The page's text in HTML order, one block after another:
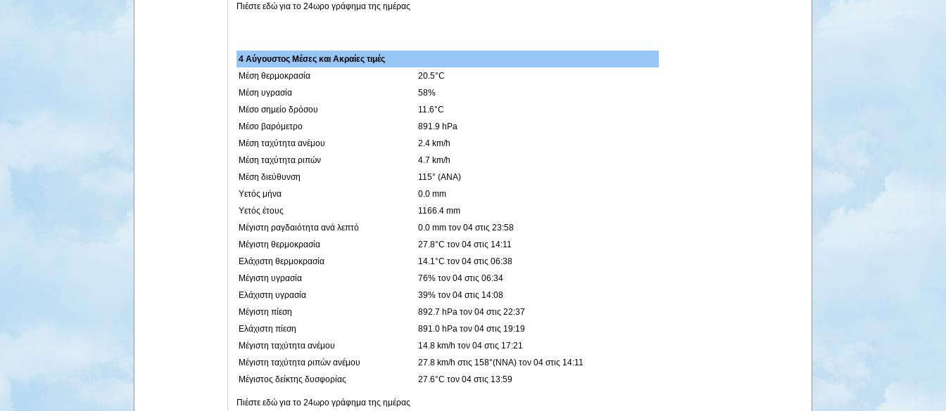
Πιέστε εδώ για το 24ωρο γράφημα της ημέρας
4 Αύγουστος Μέσες και Ακραίες τιμές
Μέση θερμοκρασία
20.5°C
Μέση υγρασία
58%
Μέσο σημείο δρόσου
11.6°C
Μέσο βαρόμετρο
891.9 hPa
Μέση ταχύτητα ανέμου
2.4 km/h
Μέση ταχύτητα ριπών
4.7 km/h
Μέση διεύθυνση
115° (ΑΝΑ)
Υετός μήνα
0.0 mm
Υετός έτους
1166.4 mm
Μέγιστη ραγδαιότητα ανά λεπτό
0.0 mm τον 04 στις 23:58
Μέγιστη θερμοκρασία
27.8°C τον 04 στις 14:11
Ελάχιστη θερμοκρασία
14.1°C τον 04 στις 06:38
Μέγιστη υγρασία
76% τον 04 στις 06:34
Ελάχιστη υγρασία
39% τον 04 στις 14:08
Μέγιστη πίεση
892.7 hPa τον 04 στις 22:37
Ελάχιστη πίεση
891.0 hPa τον 04 στις 19:19
Μέγιστη ταχύτητα ανέμου
14.8 km/h τον 04 στις 17:21
Μέγιστη ταχύτητα ριπών ανέμου
27.8 km/h στις 158°(ΝΝΑ) τον 04 στις 14:11
Μέγιστος δείκτης δυσφορίας
27.6°C τον 04 στις 13:59
Πιέστε εδώ για το 24ωρο γράφημα της ημέρας